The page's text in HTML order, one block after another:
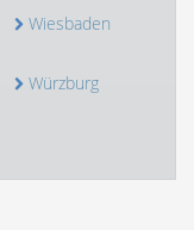
Wiesbaden
Würzburg